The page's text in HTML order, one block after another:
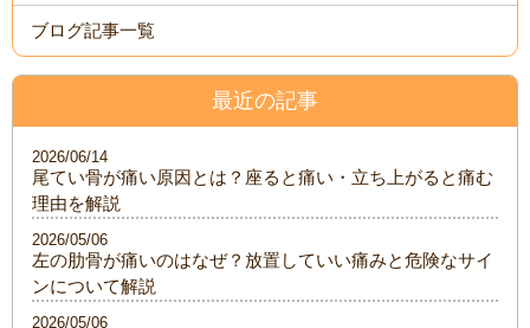
ブログ記事一覧
最近の記事
尾てい骨が痛い原因とは？座ると痛い・立ち上がると痛む
理由を解説
2026/06/14
左の肋骨が痛いのはなぜ？放置していい痛みと危険なサイ
ンについて解説
2026/05/06
2026/05/06